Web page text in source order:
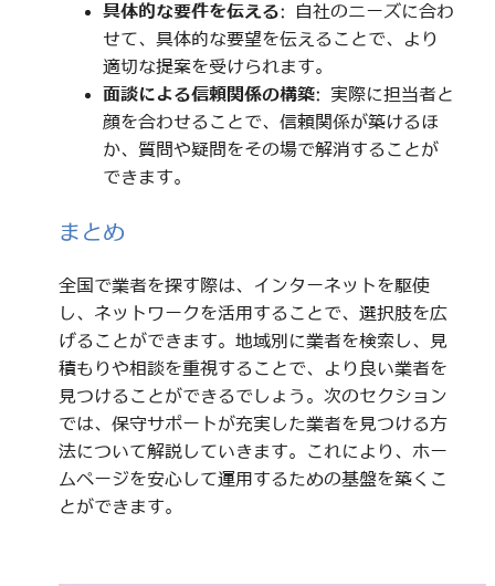
具体的な要件を伝える: 自社のニーズに合わ
せて、具体的な要望を伝えることで、より
適切な提案を受けられます。
面談による信頼関係の構築: 実際に担当者と
顔を合わせることで、信頼関係が築けるほ
か、質問や疑問をその場で解消することが
できます。
まとめ
全国で業者を探す際は、インターネットを駆使
し、ネットワークを活用することで、選択肢を広
げることができます。地域別に業者を検索し、見
積もりや相談を重視することで、より良い業者を
見つけることができるでしょう。次のセクション
では、保守サポートが充実した業者を見つける方
法について解説していきます。これにより、ホー
ムページを安心して運用するための基盤を築くこ
とができます。